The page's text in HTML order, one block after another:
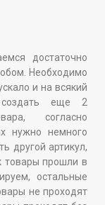
достаточно
Необходимо
и на всякий
еще 2
согласно
нужно немного
другой артикул,
товары прошли в
остальные
не проходят